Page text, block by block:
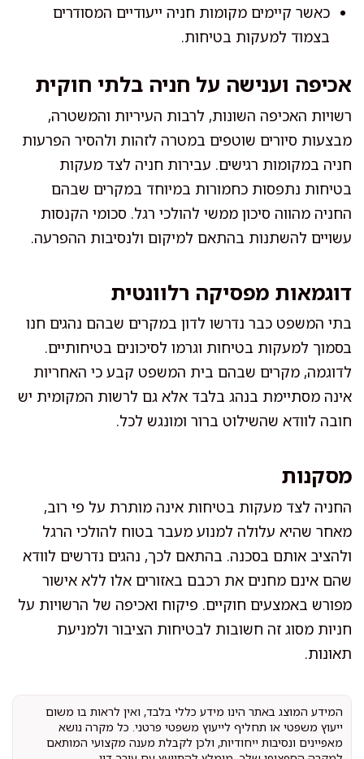
כאשר קיימים מקומות חניה ייעודיים המסודרים
בצמוד למעקות בטיחות.
אכיפה וענישה על חניה בלתי חוקית
רשויות האכיפה השונות, לרבות העיריות והמשטרה,
מבצעות סיורים שוטפים במטרה לזהות ולהסיר הפרעות
חניה במקומות רגישים. עבירות חניה לצד מעקות
בטיחות נתפסות כחמורות במיוחד במקרים שבהם
החניה מהווה סיכון ממשי להולכי רגל. סכומי הקנסות
עשויים להשתנות בהתאם למיקום ולנסיבות ההפרעה.
דוגמאות מפסיקה רלוונטית
בתי המשפט כבר נדרשו לדון במקרים שבהם נהגים חנו
בסמוך למעקות בטיחות וגרמו לסיכונים בטיחותיים.
לדוגמה, מקרים שבהם בית המשפט קבע כי האחריות
אינה מסתיימת בנהג בלבד אלא גם לרשות המקומית יש
חובה לוודא שהשילוט ברור ומונגש לכל.
מסקנות
החניה לצד מעקות בטיחות אינה מותרת על פי רוב,
מאחר שהיא עלולה למנוע מעבר בטוח להולכי הרגל
ולהציב אותם בסכנה. בהתאם לכך, נהגים נדרשים לוודא
שהם אינם מחנים את רכבם באזורים אלו ללא אישור
מפורש באמצעים חוקיים. פיקוח ואכיפה של הרשויות על
חניות מסוג זה חשובות לבטיחות הציבור ולמניעת
תאונות.
המידע המוצג באתר הינו מידע כללי בלבד, ואין לראות בו משום
ייעוץ משפטי או תחליף לייעוץ משפטי פרטני. כל מקרה נושא
מאפיינים ונסיבות ייחודיות, ולכן לקבלת מענה מקצועי המותאם